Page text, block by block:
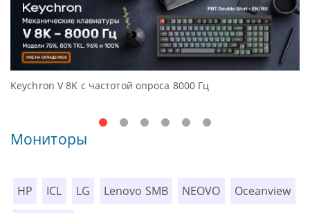
опроса 8000 Гц
Доступные решения
Мониторы
HP ICL LG Lenovo SMB NEOVO Oceanview